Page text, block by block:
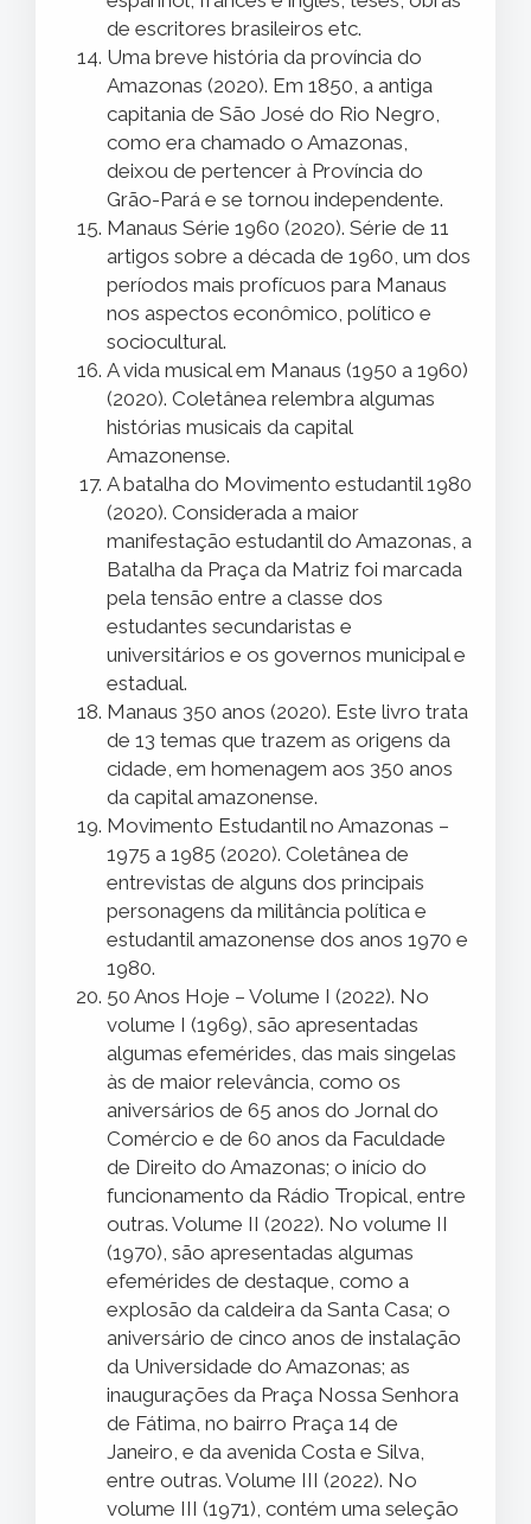
de escritores brasileiros etc.
Uma breve história da província do
Amazonas (2020). Em 1850, a antiga
capitania de São José do Rio Negro,
como era chamado o Amazonas,
deixou de pertencer à Província do
Grão-Pará e se tornou independente.
Manaus Série 1960 (2020). Série de 11
artigos sobre a década de 1960, um dos
períodos mais profícuos para Manaus
nos aspectos econômico, político e
sociocultural.
A vida musical em Manaus (1950 a 1960)
(2020). Coletânea relembra algumas
histórias musicais da capital
Amazonense.
A batalha do Movimento estudantil 1980
(2020). Considerada a maior
manifestação estudantil do Amazonas, a
Batalha da Praça da Matriz foi marcada
pela tensão entre a classe dos
estudantes secundaristas e
universitários e os governos municipal e
estadual.
Manaus 350 anos (2020). Este livro trata
de 13 temas que trazem as origens da
cidade, em homenagem aos 350 anos
da capital amazonense.
Movimento Estudantil no Amazonas –
1975 a 1985 (2020). Coletânea de
entrevistas de alguns dos principais
personagens da militância política e
estudantil amazonense dos anos 1970 e
1980.
50 Anos Hoje – Volume I (2022). No
volume I (1969), são apresentadas
algumas efemérides, das mais singelas
às de maior relevância, como os
aniversários de 65 anos do Jornal do
Comércio e de 60 anos da Faculdade
de Direito do Amazonas; o início do
funcionamento da Rádio Tropical, entre
outras. Volume II (2022). No volume II
(1970), são apresentadas algumas
efemérides de destaque, como a
explosão da caldeira da Santa Casa; o
aniversário de cinco anos de instalação
da Universidade do Amazonas; as
inaugurações da Praça Nossa Senhora
de Fátima, no bairro Praça 14 de
Janeiro, e da avenida Costa e Silva,
entre outras. Volume III (2022). No
volume III (1971), contém uma seleção